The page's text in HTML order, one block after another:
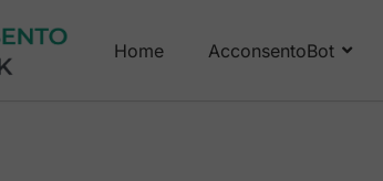
Home AcconsentoBot